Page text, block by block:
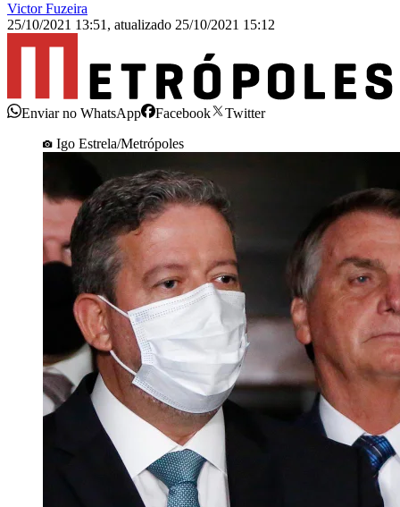
Victor Fuzeira
25/10/2021 13:51 , atualizado 25/10/2021 15:12
Enviar no WhatsApp Facebook
Twitter
Igo Estrela/Metrópoles